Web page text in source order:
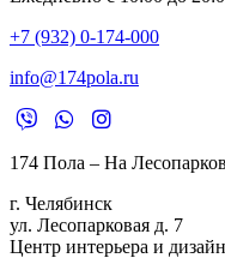
+7 (932) 0-174-000
info@174pola.ru
174 Пола – На
г. Челябинск
ул. Лесопарковая д. 7
Центр интерьера и